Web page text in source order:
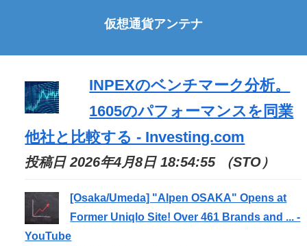
仮想通貨アンテナ
INPEXのベンチマーク分析。
1605のパフォーマンスを同業
他社と比較する - Investing.com
投稿日 2026年4月8日 18:54:55 （STO）
[Osaka/Umeda] "Alpen OSAKA" Opens at
Former Uniqlo Site! Over 461 Brands and ... -
YouTube